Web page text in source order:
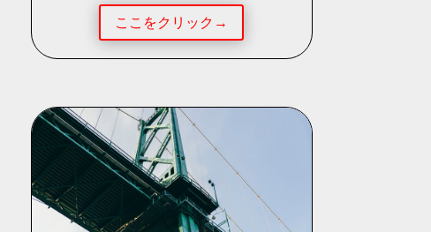
ここをクリック→